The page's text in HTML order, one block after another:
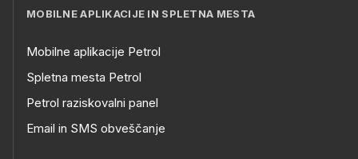
MOBILNE APLIKACIJE IN SPLETNA MESTA
Mobilne aplikacije Petrol
Spletna mesta Petrol
Petrol raziskovalni panel
Email in SMS obveščanje